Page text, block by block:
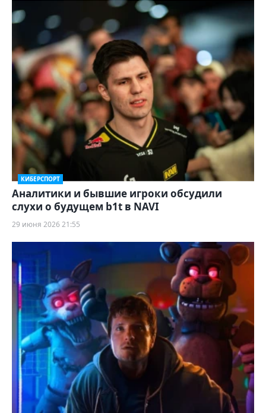
КИБЕРСПОРТ
Аналитики и бывшие игроки обсудили
слухи о будущем b1t в NAVI
29 июня 2026 21:55